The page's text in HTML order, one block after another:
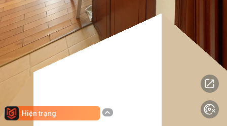
Hiện trạng